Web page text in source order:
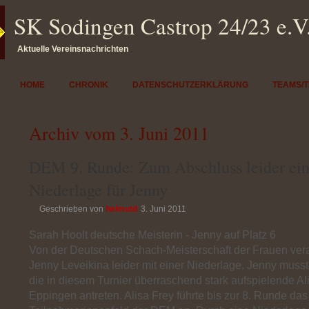
SK Sodingen Castrop 24/23
Aktuelle Vereinsnachrichten
HOME CHRONIK DATENSCHUTZERKLÄRUNG TEAMS/
Archiv vom 3. Juni 2011
Geschrieben von helmutd 3. Juni 2011
Sarah Hoolt deutsche Meisterin - Jenny auf Platz 6
Von der Deutschen Schach-Meisterschaft der Frauen
Jenny Leveikina leider mit einer Niederlage. Jenny
die in diesem Turnier überraschend stark aufspielende
Eppingen antreten. Alisa Frey führte bis zur 8. Runde das